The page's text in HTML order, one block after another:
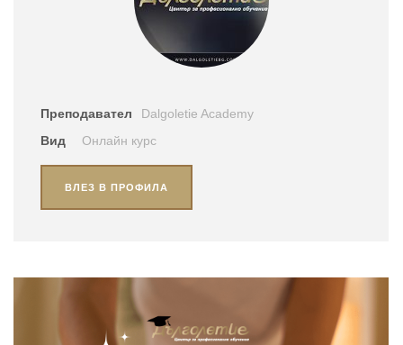
Преподавател
Dalgoletie Academy
Вид
Онлайн курс
ВЛЕЗ В ПРОФИЛА